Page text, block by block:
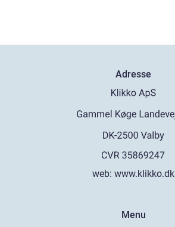
Adresse
web: www.klikko.dk
Menu